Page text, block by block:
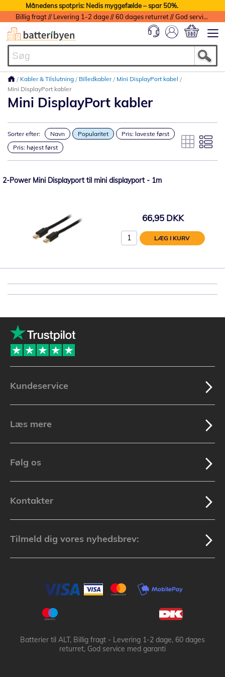
Månedens spotpris: Nedis myggefælde – spar 50%.
Billig fragt // Levering 1-2 dage // 60 dages returret // God service med garanti
Kabler & Tilslutning Billedkabler
Mini DisplayPort kabel
Mini DisplayPort kabler
Mini DisplayPort kabler
Sorter efter: Navn Popularitet
Pris: laveste først
Pris: højest først
2-Power Mini Displayport til mini displayport - 1m
66,95 DKK
LÆG I KURV
Kundeservice
Læs mere
Følg os
Kontakter
Tilmeld dig vores nyhedsbrev:
Batterier til ALT, Billig fragt - Levering 1-2 dage, 60 dages
returret, God service med garanti